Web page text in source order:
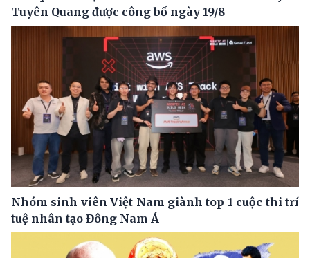
Tuyên Quang được công bố ngày 19/8
Nhóm sinh viên Việt Nam giành top 1 cuộc thi trí
tuệ nhân tạo Đông Nam Á